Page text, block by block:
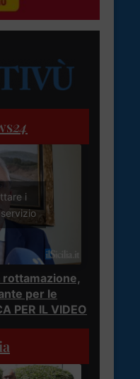
24
i
rottamazione,
per le
PER IL VIDEO